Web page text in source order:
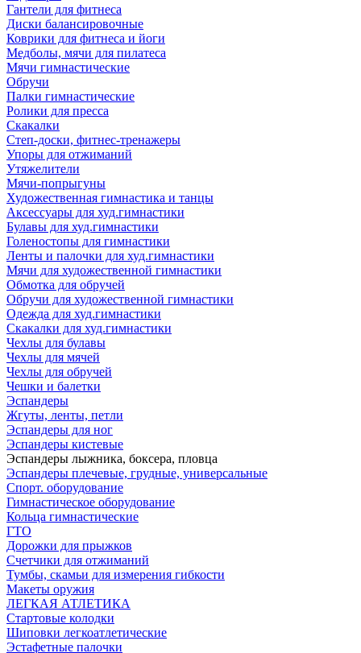
Гантели для фитнеса
Диски балансировочные
Коврики для фитнеса и йоги
Медболы, мячи для пилатеса
Мячи гимнастические
Обручи
Палки гимнастические
Ролики для пресса
Скакалки
Степ-доски, фитнес-тренажеры
Упоры для отжиманий
Утяжелители
Мячи-попрыгуны
Художественная гимнастика и танцы
Аксессуары для худ.гимнастики
Булавы для худ.гимнастики
Голеностопы для гимнастики
Ленты и палочки для худ.гимнастики
Мячи для художественной гимнастики
Обмотка для обручей
Обручи для художественной гимнастики
Одежда для худ.гимнастики
Скакалки для худ.гимнастики
Чехлы для булавы
Чехлы для мячей
Чехлы для обручей
Чешки и балетки
Эспандеры
Жгуты, ленты, петли
Эспандеры для ног
Эспандеры кистевые
Эспандеры лыжника, боксера, пловца
Эспандеры плечевые, грудные, универсальные
Спорт. оборудование
Гимнастическое оборудование
Кольца гимнастические
ГТО
Дорожки для прыжков
Счетчики для отжиманий
Тумбы, скамьи для измерения гибкости
Макеты оружия
ЛЕГКАЯ АТЛЕТИКА
Стартовые колодки
Шиповки легкоатлетические
Эстафетные палочки